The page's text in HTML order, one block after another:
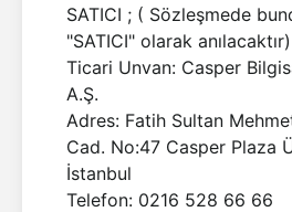
SATICI ; ( Sözleşmede
"SATICI" olarak anılacaktır)
Ticari Unvan: Casper
A.Ş.
Adres: Fatih Sultan
Cad. No:47 Casper Plaza
İstanbul
Telefon: 0216 528 66 66